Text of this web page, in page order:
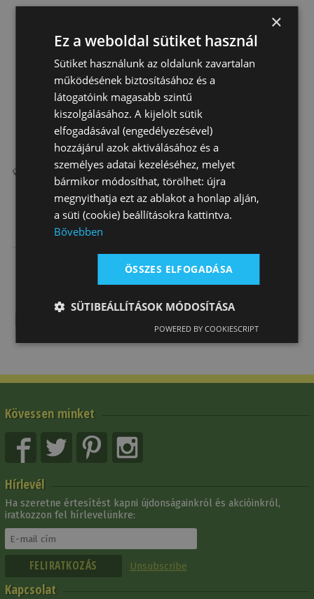
Heveder
Western Hátsó
Heveder
Natowa
Neopren
24 170 Ft
Hevederszíj
5 910 Ft
Kövessen minket
Hírlevél
Ha szeretne értesítést kapni újdonságainkról és akcióinkról,
iratkozzon fel hírlevelünkre:
Unsubscribe
Kapcsolat
×
Ez a weboldal sütiket használ
Sütiket használunk az oldalunk zavartalan
működésének biztosításához és a
látogatóink magasabb szintű
kiszolgálásához. A kijelölt sütik
elfogadásával (engedélyezésével)
hozzájárul azok aktiválásához és a
személyes adatai kezeléséhez, melyet
bármikor módosíthat, törölhet: újra
megnyithatja ezt az ablakot a honlap alján,
a süti (cookie) beállításokra kattintva.
Bővebben
ÖSSZES ELFOGADÁSA
SÜTIBEÁLLÍTÁSOK MÓDOSÍTÁSA
POWERED BY COOKIESCRIPT